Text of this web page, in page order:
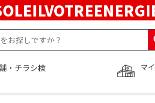
マ
・チラシ検